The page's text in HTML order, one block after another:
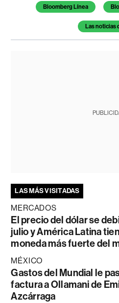
Bloomberg Línea
Las noticias
LAS MÁS VISITADAS
MERCADOS
El precio del dólar se
julio y América Latina
moneda más fuerte del
MÉXICO
Gastos del Mundial le
factura a Ollamani de
Azcárraga